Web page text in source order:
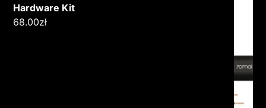
Hardware Kit
68.00zł